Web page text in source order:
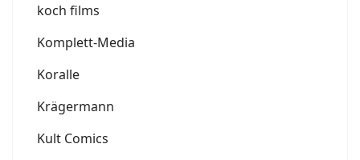
koch films
Komplett-Media
Koralle
Krägermann
Kult Comics